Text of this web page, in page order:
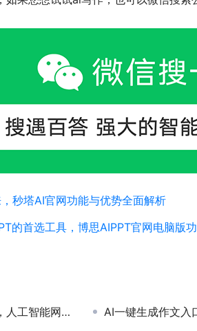
秒塔AI官网功能与优势全面解析
的首选工具，博思AIPPT官网电脑版
功能与应用解析 AI一键生成作文入口，轻